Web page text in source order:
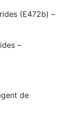
(E472b) –
–
de